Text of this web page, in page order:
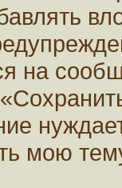
на
мою